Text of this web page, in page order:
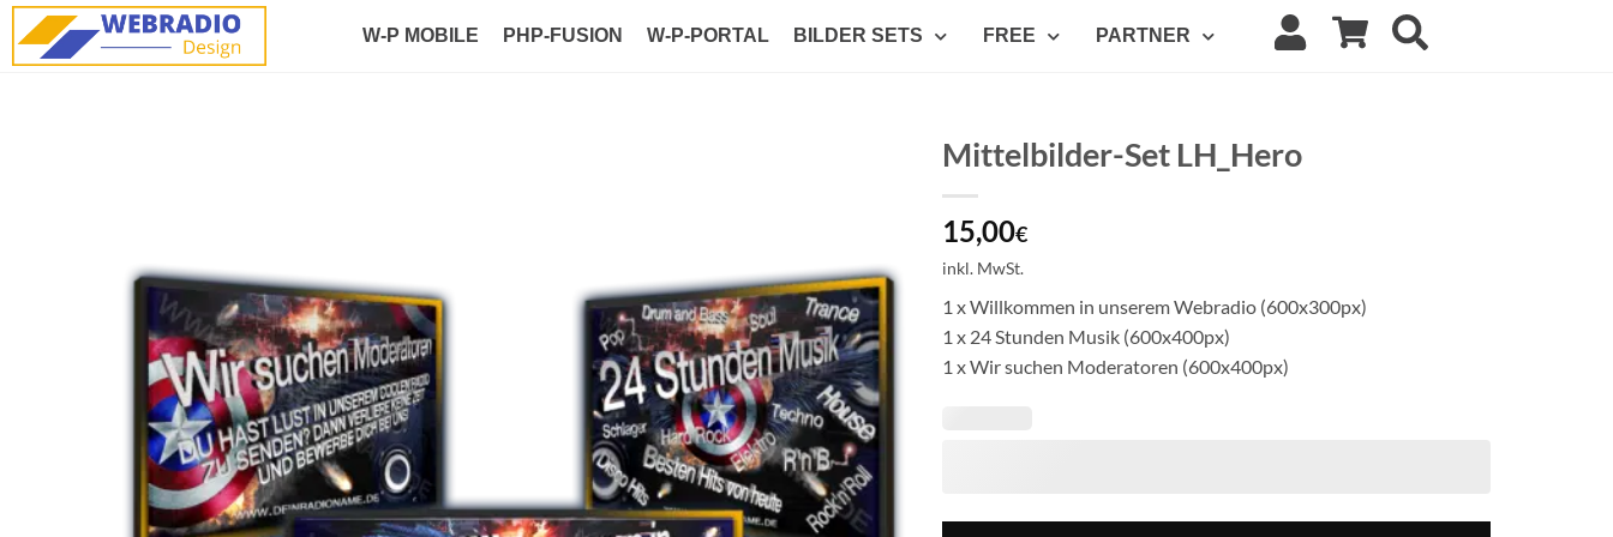
W-P MOBILE PHP-FUSION W-P-PORTAL BILDER SETS FREE PARTNER
Mittelbilder-Set LH_Hero
15,00€
inkl. MwSt.
1 x Willkommen in unserem Webradio (600x300px)
1 x 24 Stunden Musik (600x400px)
1 x Wir suchen Moderatoren (600x400px)